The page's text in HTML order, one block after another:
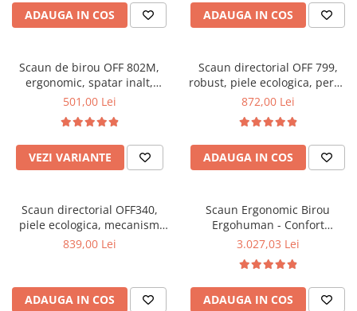
Etajere
Cuiere
Mese gradinita
Scaune gradinita
Set mese si scaune gradinita
Mobila camera copii
Saltele patuturi copii
Paturi copii
Masa si scaune gradinita
ADAUGA IN COS ADAUGA IN COS
Scaun de birou OFF 802M,
ergonomic, spatar inalt,
mecanism balans, roti
501,00 Lei
VEZI VARIANTE
Scaun directorial OFF 799,
robust, piele ecologica, perne
duble, baza cromata,
872,00 Lei
ADAUGA IN COS
Scaun directorial OFF340,
piele ecologica, mecanism
balans, robust, rabatabil 180
839,00 Lei
ADAUGA IN COS
Scaun Ergonomic Birou
Ergohuman - Confort
Premium, Reglaje Inteligente
Performanta la Birou
3.027,03 Lei
ADAUGA IN COS